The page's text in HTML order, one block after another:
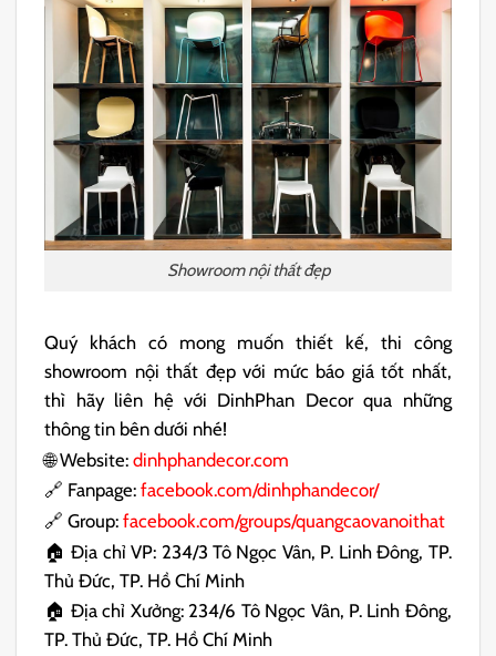
Showroom nội thất đẹp
Quý khách có mong muốn thiết kế, thi công
showroom nội thất đẹp với mức báo giá tốt nhất,
thì hãy liên hệ với DinhPhan Decor qua những
thông tin bên dưới nhé!
🌐 Website:dinhphandecor.com
🔗 Fanpage:facebook.com/dinhphandecor/
🔗 Group: facebook.com/groups/quangcaovanoithat
🏠 Địa chỉ VP: 234/3 Tô Ngọc Vân, P. Linh Đông, TP.
Thủ Đức, TP. Hồ Chí Minh
🏠 Địa chỉ Xưởng: 234/6 Tô Ngọc Vân, P. Linh Đông,
TP. Thủ Đức, TP. Hồ Chí Minh